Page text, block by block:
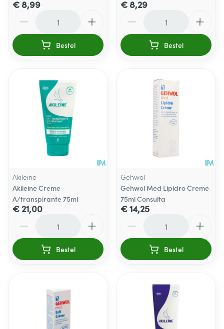
€ 8,99
Bestel
€ 8,29
Bestel
Akileine
Akileine Creme
A/transpirante 75ml
€ 21,00
Bestel
Gehwol
Gehwol Med Lipidro Creme
75ml Consulta
€ 14,25
Bestel